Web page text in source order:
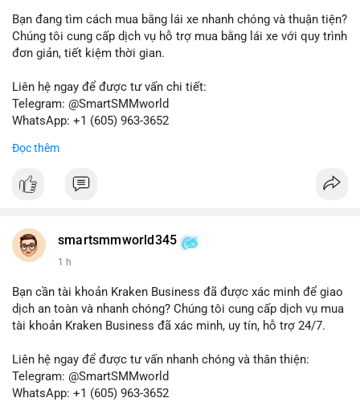
bán ngắn hạn có thể xuất hiện, gây biến động giá. Ngược lại,
nếu chuyển sang ví lạnh, tín hiệu này cho thấy niềm tin nắm giữ
của nhà đầu tư lớn vẫn còn vững chắc.
Lời khuyên cho nhà đầu tư nhỏ lẻ: Theo dõi sát các giao dịch
tiếp theo từ địa chỉ này để xác định điểm đến của dòng tiền.
Tránh hành động theo cảm xúc; hãy dựa trên dữ liệu xác nhận
tăng.
#87917btc #572kusd #btcmempool
Bạn đang tìm cách mua bằng lái xe nhanh chóng và thuận tiện?
Chúng tôi cung cấp dịch vụ hỗ trợ mua bằng lái xe với quy trình
đơn giản, tiết kiệm thời gian.
Liên hệ ngay để được tư vấn chi tiết:
Telegram: @SmartSMMworld
WhatsApp: +1 (605) 963-3652
#muabanglaixe
Đọc thêm
smartsmmworld345
1 h
Bạn cần tài khoản Kraken Business đã được xác minh để giao
dịch an toàn và nhanh chóng? Chúng tôi cung cấp dịch vụ mua
tài khoản Kraken Business đã xác minh, uy tín, hỗ trợ 24/7.
Liên hệ ngay để được tư vấn nhanh chóng và thân thiện:
Telegram: @SmartSMMworld
WhatsApp: +1 (605) 963-3652